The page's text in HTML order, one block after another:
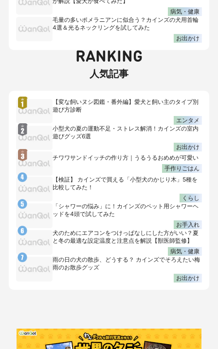
病気・健康
毛量の多いポメラニアンに似合う？カインズの犬用首輪
4選＆光るネックリングを試してみた
お出かけ
RANKING
人気記事
【変な飼いヌシ図鑑・番外編】愛犬と飼い主のタイプ別
遊び方診断
エンタメ
小型犬の夏の運動不足・ストレス解消！カインズの室内
遊びグッズ6選
お出かけ
チワワサンドイッチの作り方｜うるうるおめめが可愛い
手作りごはん
【検証】 カインズで買える「小型犬のかじり木」5種を
比較してみた！
くらし
「シャワーの悩み」に！カインズのペット用シャワーヘ
ッドを4頭で試してみた
お手入れ
犬のためにエアコンをつけっぱなしにした方がいい？夏
と冬の最適な設定温度と注意点を解説【獣医師監修】
病気・健康
雨の日の犬の散歩、どうする？ カインズでそろえたい梅
雨のお散歩グッズ
お出かけ